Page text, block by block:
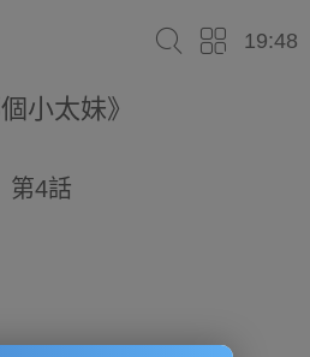
19:48
個小太妹》
第4話